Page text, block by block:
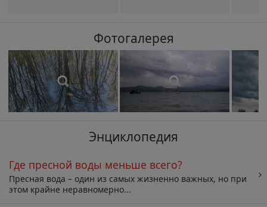
Фотогалерея
Энциклопедия
Где пресной воды меньше всего?
Пресная вода – один из самых жизненно важных, но при
этом крайне неравномерно...